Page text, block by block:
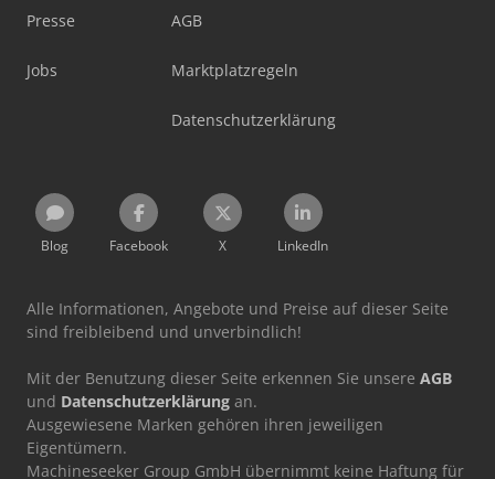
Presse
Jobs
AGB
Marktplatzregeln
Datenschutzerklärung
Blog Facebook X LinkedIn
Alle Informationen, Angebote und Preise auf dieser Seite
sind freibleibend und unverbindlich!
Mit der Benutzung dieser Seite erkennen Sie unsere AGB
und Datenschutzerklärung an.
Ausgewiesene Marken gehören ihren jeweiligen
Eigentümern.
Machineseeker Group GmbH übernimmt keine Haftung für